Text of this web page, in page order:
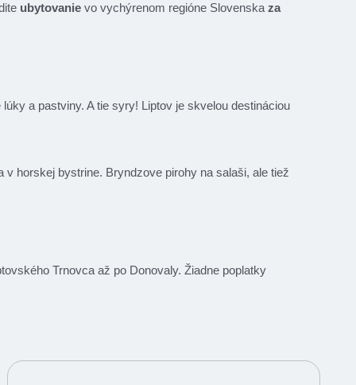
ubytovanie vo vychýrenom regióne Slovenska za
a pastviny. A tie syry! Liptov je skvelou destináciou
v horskej bystrine. Bryndzove pirohy na salaši, ale tiež
Trnovca až po Donovaly. Žiadne poplatky